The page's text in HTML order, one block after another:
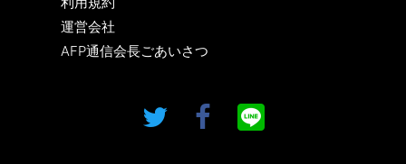
運営会社
AFP通信会長ごあいさつ